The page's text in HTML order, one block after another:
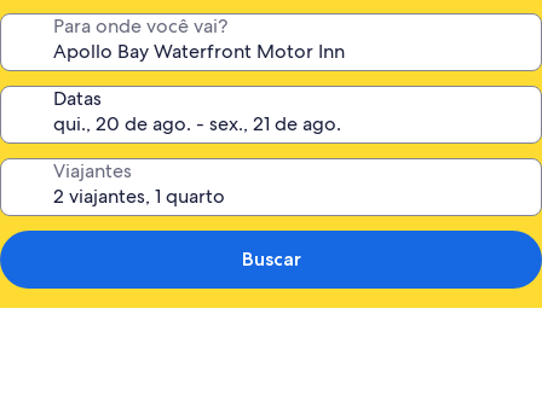
Para onde você vai?
Datas
Viajantes
Buscar